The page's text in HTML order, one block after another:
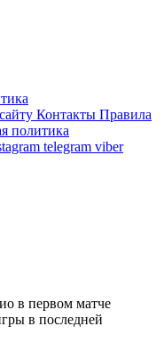
Контакты Правила
политика
telegram viber
в первом матче
в последней